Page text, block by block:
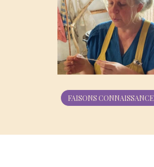
FAISONS CONNAISSANCE